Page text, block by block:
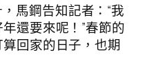
馬鋼告知記者：“我
還要來呢！”春節的
回家的日子，也期